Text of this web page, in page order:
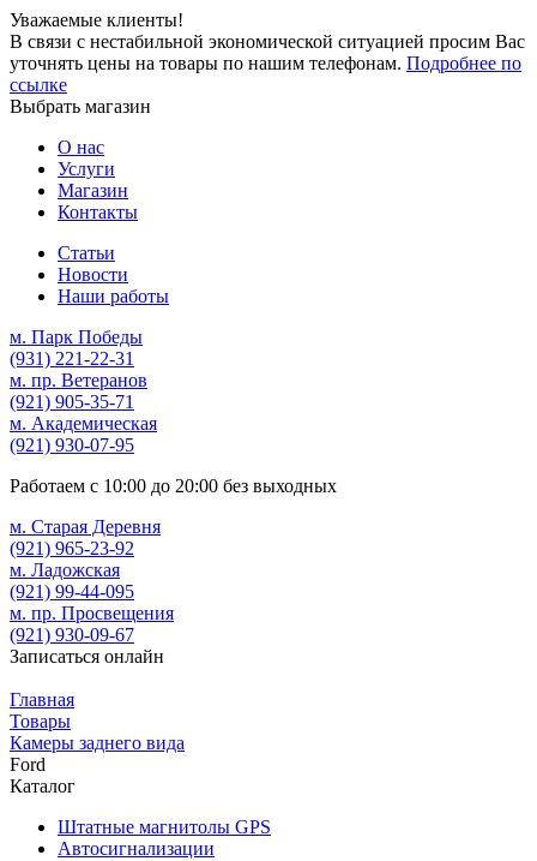
Уважаемые клиенты!
В связи с нестабильной экономической ситуацией просим Вас
уточнять цены на товары по нашим телефонам. Подробнее по
ссылке
Выбрать магазин
О нас
Услуги
Магазин
Контакты
Статьи
Новости
Наши работы
м. Парк Победы
(931) 221-22-31
м. пр. Ветеранов
(921) 905-35-71
м. Академическая
(921) 930-07-95
Работаем с 10:00 до 20:00 без выходных
м. Старая Деревня
(921) 965-23-92
м. Ладожская
(921) 99-44-095
м. пр. Просвещения
(921) 930-09-67
Записаться онлайн
Главная
Товары
Камеры заднего вида
Ford
Каталог
Штатные магнитолы GPS
Автосигнализации